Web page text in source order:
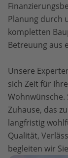
Planung durch
kompletten
Betreuung aus
Unsere
sich Zeit für
Wohnwünsche.
Zuhause, das
langfristig
Qualität,
begleiten wir